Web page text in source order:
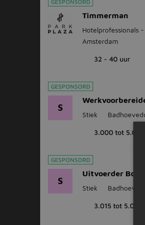
GESPONSORD
Timmerman
Hotelprofessionals
Amsterdam
32 - 40 uur
GESPONSORD
S
Stiek
3.000 tot 5.000
GESPONSORD
S
Uitvoerder
Stiek
3.015 tot 5.020